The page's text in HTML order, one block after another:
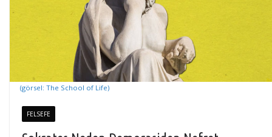
(görsel: The School of Life)
FELSEFE